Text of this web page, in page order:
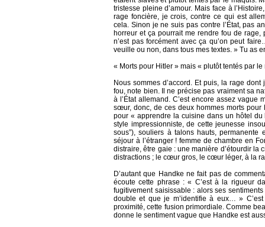
tristesse pleine d’amour. Mais face à
rage foncière, je crois, contre ce qui est
cela. Sinon je ne suis pas contre l’État, pas
horreur et ça pourrait me rendre fou de
n’est pas forcément avec ça qu’on peut
veuille ou non, dans tous mes textes. » Tu as
« Morts pour Hitler » mais « plutôt tentés par
Nous sommes d’accord. Et puis, la rage
fou, note bien. Il ne précise pas vraiment sa
à l’État allemand. C’est encore assez
sœur, donc, de ces deux hommes morts
pour « apprendre la cuisine dans un hôtel du
style impressionniste, de cette jeunesse
sous”), souliers à talons hauts,
séjour à l’étranger ! femme de chambre en
distraire, être gaie : une manière d’étourdir la
distractions ; le cœur gros, le cœur léger, à la
D’autant que Handke ne fait pas de
écoute cette phrase : « C’est à la rigueur
fugitivement saisissable : alors ses
double et que je m’identifie à eux… »
proximité, cette fusion primordiale. Comme
donne le sentiment vague que Handke est